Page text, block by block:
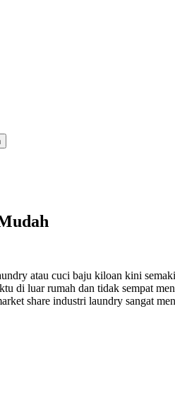
atau cuci baju kiloan kini
di luar rumah dan tidak sempat
share industri laundry sangat